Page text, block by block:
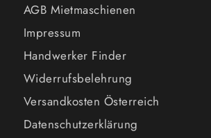
AGB Mietmaschienen
Impressum
Handwerker Finder
Widerrufsbelehrung
Versandkosten Österreich
Datenschutzerklärung